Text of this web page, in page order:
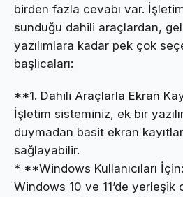
birden fazla cevabı var.
sunduğu dahili araçlardan,
yazılımlara kadar pek çok
başlıcaları:
**1. Dahili Araçlarla Ekran
İşletim sisteminiz, ek bir
duymadan basit ekran
sağlayabilir.
* **Windows Kullanıcıları
Windows 10 ve 11’de yerleşik